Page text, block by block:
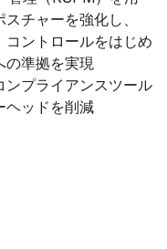
チャーを強化し、
ントロールをはじめ
の準拠を実現
ンプライアンスツール
ヘッドを削減